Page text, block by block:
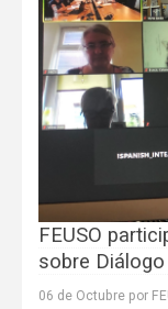
FEUSO
sobre
06 de Octubre por